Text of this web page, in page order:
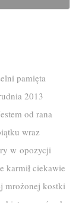
pamięta
2013
od rana
wraz
w opozycji
karmił ciekawie
mrożonej kostki